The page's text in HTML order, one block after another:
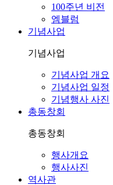
100주년 비전
엠블럼
기념사업
기념사업
기념사업 개요
기념사업 일정
기념행사 사진
총동창회
총동창회
행사개요
행사사진
역사관